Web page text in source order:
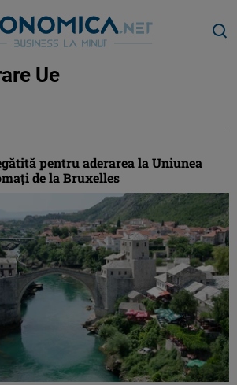
Ue
pentru aderarea la Uniunea
de la Bruxelles